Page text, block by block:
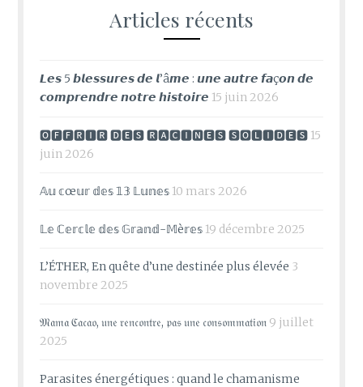
Articles récents
𝙇𝙚𝙨 5 𝙗𝙡𝙚𝙨𝙨𝙪𝙧𝙚𝙨 𝙙𝙚 𝙡’â𝙢𝙚 : 𝙪𝙣𝙚 𝙖𝙪𝙩𝙧𝙚 𝙛𝙖ç𝙤𝙣 𝙙𝙚
𝙘𝙤𝙢𝙥𝙧𝙚𝙣𝙙𝙧𝙚 𝙣𝙤𝙩𝙧𝙚 𝙝𝙞𝙨𝙩𝙤𝙞𝙧𝙚 15 juin 2026
🅾🅵🅵🆁🅸🆁 🅳🅴🆂 🆁🅰🅲🅸🅽🅴🆂 🆂🅾🅻🅸🅳🅴🆂 15
juin 2026
𝔸𝕦 𝕔œ𝕦𝕣 𝕕𝕖𝕤 𝟙𝟛 𝕃𝕦𝕟𝕖𝕤 10 mars 2026
𝕃𝕖 ℂ𝕖𝕣𝕔𝕝𝕖 𝕕𝕖𝕤 𝔾𝕣𝕒𝕟𝕕-𝕄è𝕣𝕖𝕤 19 décembre 2025
L’ÉTHER, En quête d’une destinée plus élevée 3
novembre 2025
𝔐𝔞𝔪𝔞 ℭ𝔞𝔠𝔞𝔬, 𝔲𝔫𝔢 𝔯𝔢𝔫𝔠𝔬𝔫𝔱𝔯𝔢, 𝔭𝔞𝔰 𝔲𝔫𝔢 𝔠𝔬𝔫𝔰𝔬𝔪𝔪𝔞𝔱𝔦𝔬𝔫 9 juillet
2025
Parasites énergétiques : quand le chamanisme